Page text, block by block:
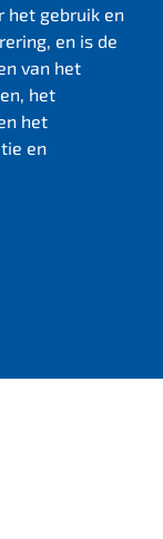
het gebruik en
en is de
van het
het
het
en